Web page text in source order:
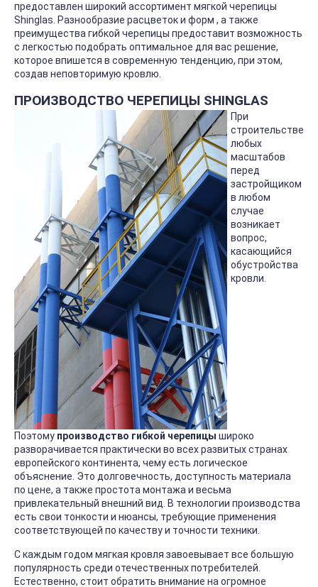
предоставлен широкий ассортимент мягкой черепицы
Shinglas. Разнообразие расцветок и форм , а также
преимущества гибкой черепицы предоставит возможность
с легкостью подобрать оптимальное для вас решение,
которое впишется в современную тенденцию, при этом,
создав неповторимую кровлю.
ПРОИЗВОДСТВО ЧЕРЕПИЦЫ SHINGLAS
При
строительстве
любых
масштабов
перед
застройщиком
в любом
случае
возникает
вопрос,
касающийся
обустройства
кровли.
Поэтому производство гибкой черепицы широко
разворачивается практически во всех развитых странах
европейского континента, чему есть логическое
объяснение. Это долговечность, доступность материала
по цене, а также простота монтажа и весьма
привлекательный внешний вид. В технологии производства
есть свои тонкости и нюансы, требующие применения
соответствующей по качеству и точности техники.
С каждым годом мягкая кровля завоевывает все большую
популярность среди отечественных потребителей.
Естественно, стоит обратить внимание на огромное